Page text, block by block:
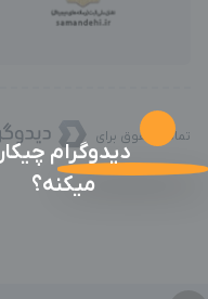
تمامی حقوق برای
دیدوگرام چیکار
میکنه؟